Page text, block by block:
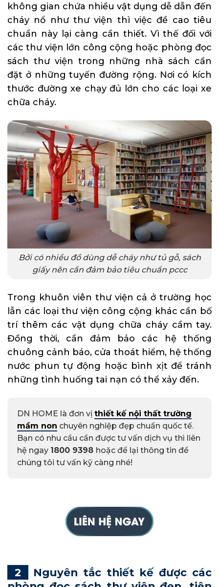
không gian chứa nhiều vật dụng dễ dẫn đến
cháy nổ như thư viện thì việc đề cao tiêu
chuẩn này lại càng cần thiết. Vì thế đối với
các thư viện lớn công cộng hoặc phòng đọc
sách thư viện trong những nhà sách cần
đặt ở những tuyến đường rộng. Nơi có kích
thước đường xe chạy đủ lớn cho các loại xe
chữa cháy.
Bởi có nhiều đồ dùng dễ cháy như tủ gỗ, sách
giấy nên cần đảm bảo tiêu chuẩn pccc
Trong khuôn viên thư viện cả ở trường học
lẫn các loại thư viện công cộng khác cần bố
trí thêm các vật dụng chữa cháy cầm tay.
Đồng thời, cần đảm bảo các hệ thống
chuông cảnh báo, cửa thoát hiểm, hệ thống
nước phun tự động hoặc bình xịt để tránh
những tình huống tai nạn có thể xảy đến.
DN HOME là đơn vị thiết kế nội thất trường
mầm non chuyên nghiệp đẹp chuẩn quốc tế.
Bạn có nhu cầu cần được tư vấn dịch vụ thì liên
hệ ngay 1800 9398 hoặc để lại thông tin để
chúng tôi tư vấn kỹ càng nhé!
Nguyên tắc thiết kế được các